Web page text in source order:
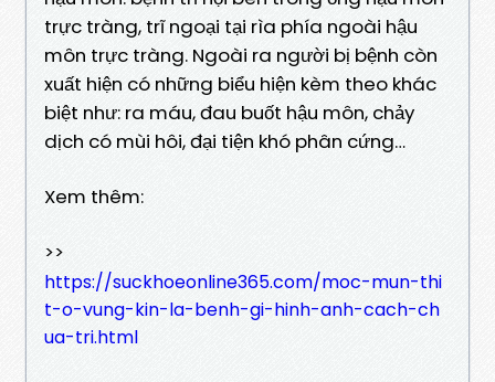
trực tràng, trĩ ngoại tại rìa phía ngoài hậu
môn trực tràng. Ngoài ra người bị bệnh còn
xuất hiện có những biểu hiện kèm theo khác
biệt như: ra máu, đau buốt hậu môn, chảy
dịch có mùi hôi, đại tiện khó phân cứng…
Xem thêm:
>>
https://suckhoeonline365.com/moc-mun-thi
t-o-vung-kin-la-benh-gi-hinh-anh-cach-ch
ua-tri.html